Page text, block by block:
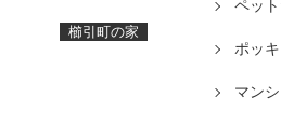
櫛引町の家
ペッ
ポッ
マン